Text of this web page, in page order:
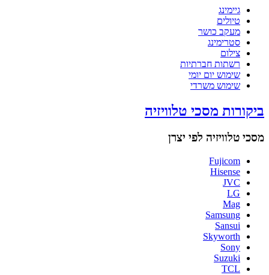
גיימינג
טיולים
מעקב כושר
סטרימינג
צילום
רשתות חברתיות
שימוש יום יומי
שימוש משרדי
ביקורות מסכי טלוויזיה
מסכי טלוויזיה לפי יצרן
Fujicom
Hisense
JVC
LG
Mag
Samsung
Sansui
Skyworth
Sony
Suzuki
TCL